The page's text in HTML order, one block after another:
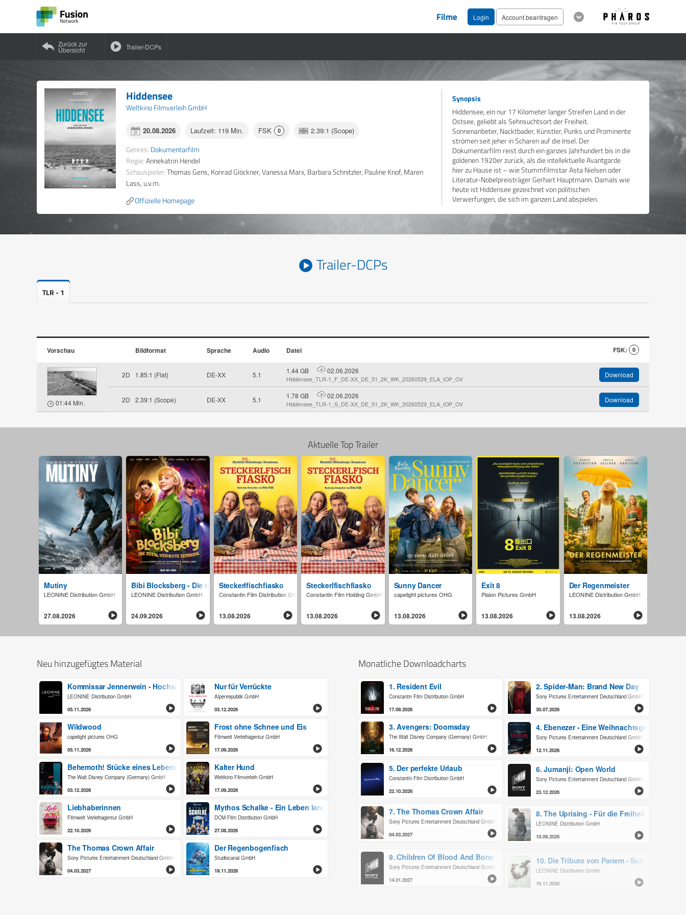
Filme Login Account beantragen
Zurück zur
Übersicht Trailer-DCPs
Hiddensee
Weltkino Filmverleih GmbH
20.08.2026 Laufzeit: 119 Min. FSK 0 2.39:1 (Scope)
Genres: Dokumentarfilm
Regie:Annekatrin Hendel
Schauspieler:Thomas Gens, Konrad Glöckner, Vanessa Marx, Barbara Schnitzler, Pauline Knof, Maren
Lass, u.v.m.
Offizielle Homepage
Synopsis
Hiddensee, ein nur 17 Kilometer langer Streifen Land in der
Ostsee, geliebt als Sehnsuchtsort der Freiheit.
Sonnenanbeter, Nacktbader, Künstler, Punks und Prominente
strömen seit jeher in Scharen auf die Insel. Der
Dokumentarfilm reist durch ein ganzes Jahrhundert bis in die
goldenen 1920er zurück, als die intellektuelle Avantgarde
hier zu Hause ist – wie Stummfilmstar Asta Nielsen oder
Literatur-Nobelpreisträger Gerhart Hauptmann. Damals wie
heute ist Hiddensee gezeichnet von politischen
Verwerfungen, die sich im ganzen Land abspielen.
Deutschland im Miniaturformat. Mehrere Erzählstränge,
verschränkt über Zeiten und Generationen, führen schließlich
zu den sich unaufhörlich zuspitzenden Spannungen der
Gegenwart.
Trailer-DCPs
TLR - 1
Vorschau Bildformat Sprache Audio Datei FSK: 0
01:44 Min.
2D 1.85:1 (Flat) DE-XX 5.1 1.44 GB 02.06.2026
Hiddensee_TLR-1_F_DE-XX_DE_51_2K_WK_20260529_ELA_IOP_OV
Download
2D 2.39:1 (Scope) DE-XX 5.1 1.78 GB 02.06.2026
Hiddensee_TLR-1_S_DE-XX_DE_51_2K_WK_20260529_ELA_IOP_OV
Download
Aktuelle Top Trailer
Mutiny
LEONINE Distribution GmbH
27.08.2026
Bibi Blocksberg - Die total verhexte Zeitreise
LEONINE Distribution GmbH
24.09.2026
Steckerlfischfiasko
Constantin Film Distribution GmbH
13.08.2026
Steckerlfischfiasko
Constantin Film Holding GmbH (AT)
13.08.2026
Sunny Dancer
capelight pictures OHG
13.08.2026
Exit 8
Plaion Pictures GmbH
13.08.2026
Der Regenmeister
LEONINE Distribution GmbH
13.08.2026
Neu hinzugefügtes Material
Kommissar Jennerwein - Hochsaison
LEONINE Distribution GmbH
05.11.2026
Nur für Verrückte
Alpenrepublik GmbH
03.12.2026
Wildwood
capelight pictures OHG
05.11.2026
Frost ohne Schnee und Eis
Filmwelt Verleihagentur GmbH
17.09.2026
Behemoth! Stücke eines Lebens
The Walt Disney Company (Germany) GmbH
03.12.2026
Kalter Hund
Weltkino Filmverleih GmbH
17.09.2026
Liebhaberinnen
Filmwelt Verleihagentur GmbH
22.10.2026
Mythos Schalke - Ein Leben lang
DCM Film Distribution GmbH
27.08.2026
The Thomas Crown Affair
Sony Pictures Entertainment Deutschland GmbH
04.03.2027
Der Regenbogenfisch
Studiocanal GmbH
19.11.2026
Monatliche Downloadcharts
1. Resident Evil
Constantin Film Distribution GmbH
17.09.2026
2. Spider-Man: Brand New Day
Sony Pictures Entertainment Deutschland GmbH
30.07.2026
3. Avengers: Doomsday
The Walt Disney Company (Germany) GmbH
16.12.2026
4. Ebenezer - Eine Weihnachtsgeschichte
Sony Pictures Entertainment Deutschland GmbH
12.11.2026
5. Der perfekte Urlaub
Constantin Film Distribution GmbH
22.10.2026
6. Jumanji: Open World
Sony Pictures Entertainment Deutschland GmbH
23.12.2026
7. The Thomas Crown Affair
LEONINE Distribution GmbH
Sony Pictures Entertainment Deutschland GmbH
14.01.2027
LEONINE Distribution GmbH
19.11.2026